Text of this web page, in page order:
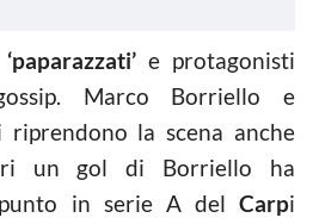
‘paparazzati’ e protagonisti
Marco Borriello e
la scena anche
un gol di Borriello ha
in serie A del Carpi